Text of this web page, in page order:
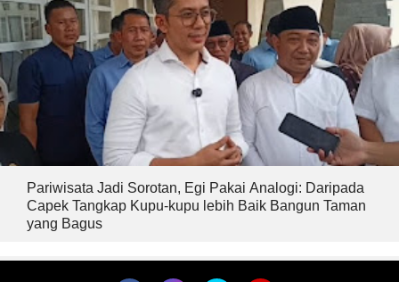
Pariwisata Jadi Sorotan, Egi Pakai Analogi: Daripada
Capek Tangkap Kupu-kupu lebih Baik Bangun Taman
yang Bagus